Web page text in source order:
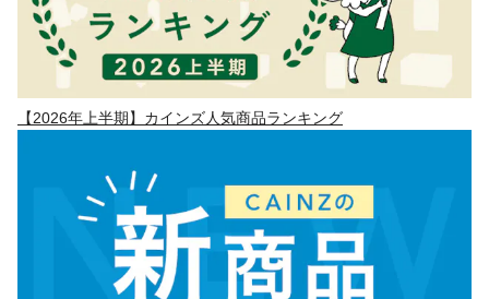
【2026年上半期】カインズ人気商品ランキング